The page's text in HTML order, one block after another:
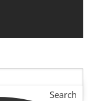
Search